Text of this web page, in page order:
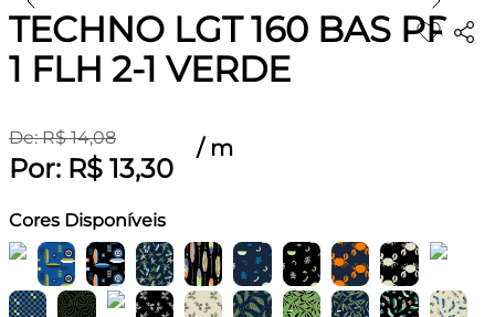
TECHNO LGT 160 BAS PRT
1 FLH 2-1 VERDE
De:R$ 14,08
Por: R$ 13,30
/ m
Cores Disponíveis